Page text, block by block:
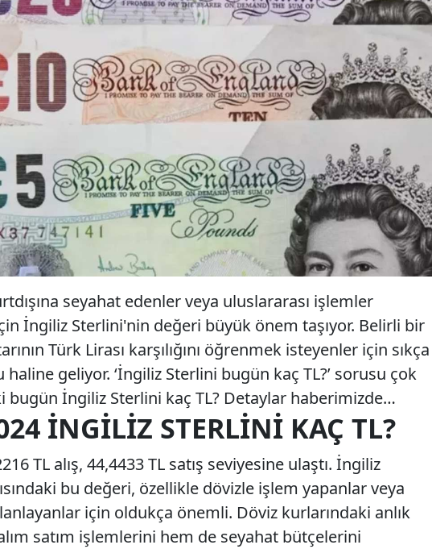
seyahat edenler veya uluslararası işlemler
İngiliz Sterlini'nin değeri büyük önem taşıyor. Belirli bir
Türk Lirası karşılığını öğrenmek isteyenler için sıkça
haline geliyor. ‘İngiliz Sterlini bugün kaç TL?’ sorusu çok
bugün İngiliz Sterlini kaç TL? Detaylar haberimizde…
İNGILIZ STERLINI KAÇ TL?
TL alış, 44,4433 TL satış seviyesine ulaştı. İngiliz
bu değeri, özellikle dövizle işlem yapanlar veya
için oldukça önemli. Döviz kurlarındaki anlık
satım işlemlerini hem de seyahat bütçelerini